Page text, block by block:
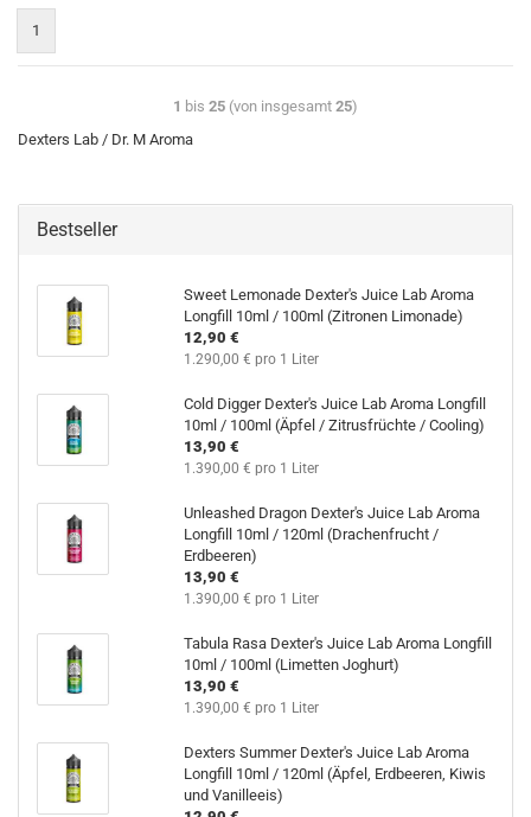
1
1 bis 25 (von insgesamt 25)
Dexters Lab / Dr. M Aroma
Bestseller
Sweet Lemonade Dexter's Juice Lab Aroma
Longfill 10ml / 100ml (Zitronen Limonade)
12,90 €
1.290,00 € pro 1 Liter
Cold Digger Dexter's Juice Lab Aroma Longfill
10ml / 100ml (Äpfel / Zitrusfrüchte / Cooling)
13,90 €
1.390,00 € pro 1 Liter
Unleashed Dragon Dexter's Juice Lab Aroma
Longfill 10ml / 120ml (Drachenfrucht /
Erdbeeren)
13,90 €
1.390,00 € pro 1 Liter
Tabula Rasa Dexter's Juice Lab Aroma Longfill
10ml / 100ml (Limetten Joghurt)
13,90 €
1.390,00 € pro 1 Liter
Dexters Summer Dexter's Juice Lab Aroma
Longfill 10ml / 120ml (Äpfel, Erdbeeren, Kiwis
und Vanilleeis)